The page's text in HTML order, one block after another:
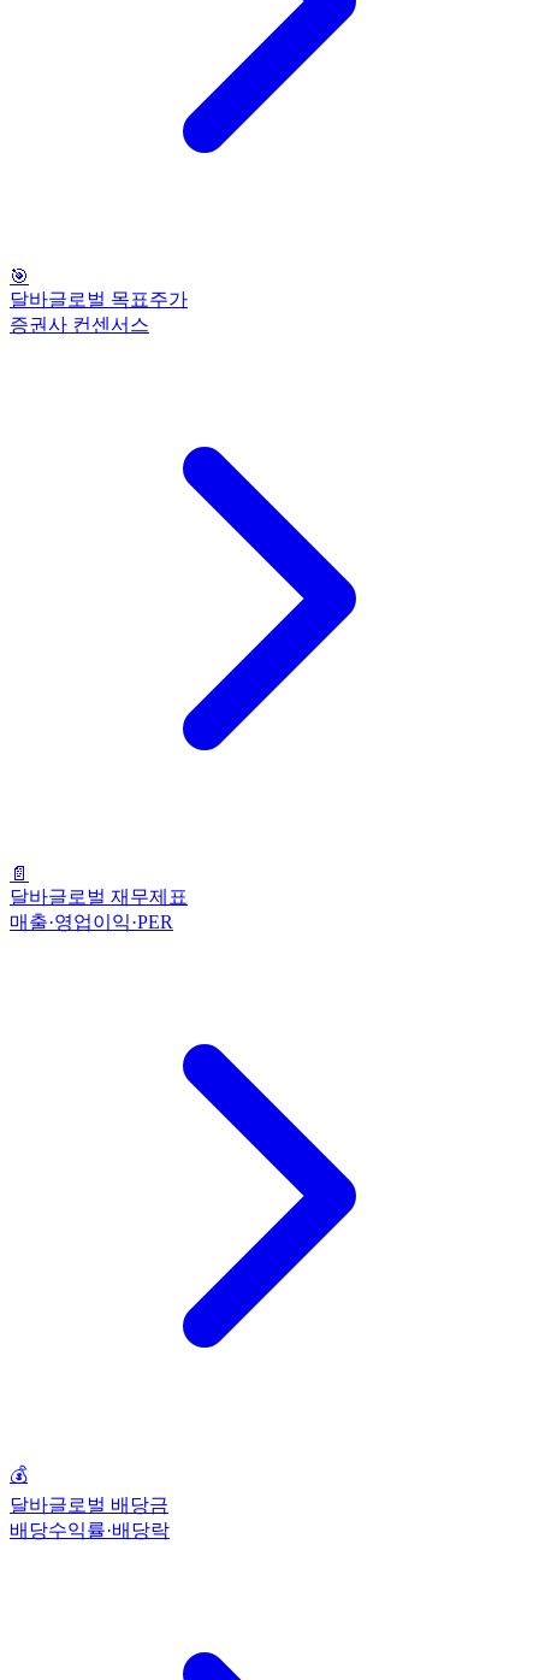
🎯
달바글로벌 목표주가
증권사 컨센서스
📄
달바글로벌 재무제표
매출·영업이익·PER
💰
달바글로벌 배당금
배당수익률·배당락